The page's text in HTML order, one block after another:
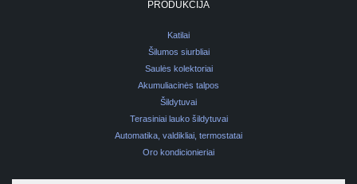
PRODUKCIJA
Katilai
Šilumos siurbliai
Saulės kolektoriai
Akumuliacinės talpos
Šildytuvai
Terasiniai lauko šildytuvai
Automatika, valdikliai, termostatai
Oro kondicionieriai